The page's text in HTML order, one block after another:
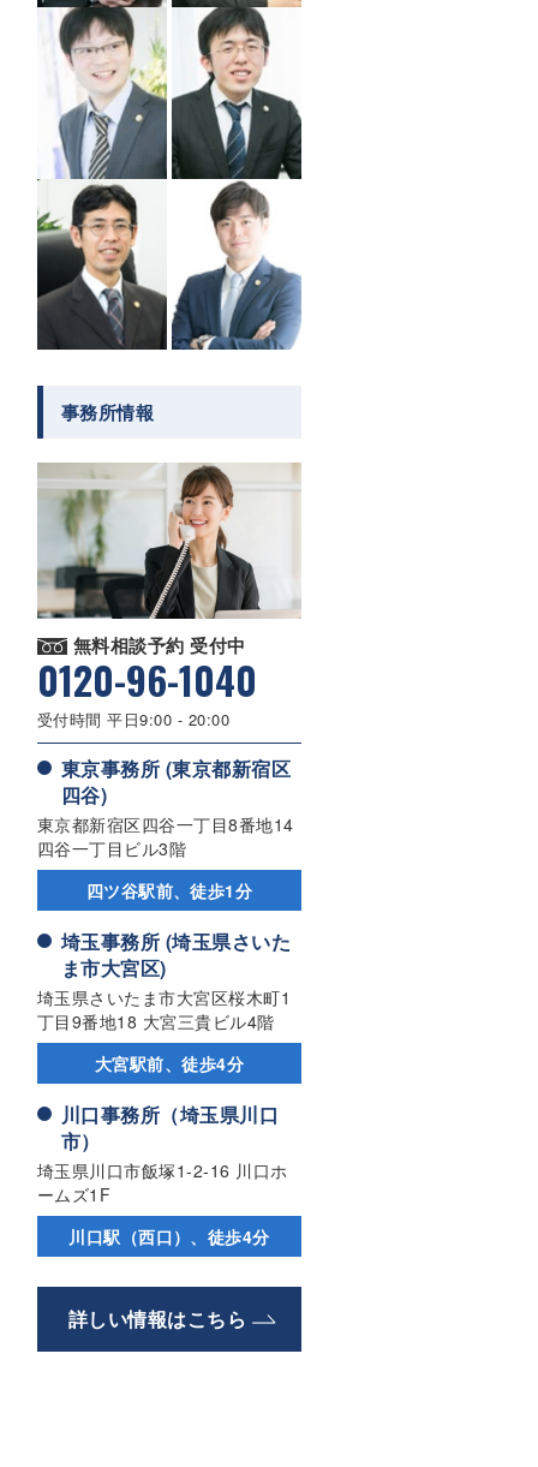
事務所情報
無料相談予約 受付中
0120-96-1040
受付時間 平日9:00 - 20:00
東京事務所 (東京都新宿区
四谷)
東京都新宿区四谷一丁目8番地14
四谷一丁目ビル3階
四ツ谷駅前、徒歩1分
埼玉事務所 (埼玉県さいた
ま市大宮区)
埼玉県さいたま市大宮区桜木町1
丁目9番地18 大宮三貴ビル4階
大宮駅前、徒歩4分
川口事務所（埼玉県川口
市）
埼玉県川口市飯塚1-2-16 川口ホ
ームズ1F
川口駅（西口）、徒歩4分
詳しい情報はこちら